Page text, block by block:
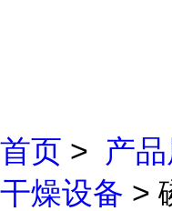
首页 > 产
干燥设备 >